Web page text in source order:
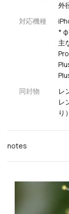
外
対応機種
*
主
同封物
レ
レ
り）
notes